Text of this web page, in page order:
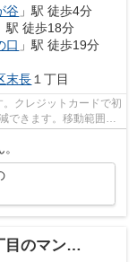
谷 」駅 徒歩4分
駅 徒歩18分
口 」駅 徒歩19分
末長 １丁目
クレジットカードで初
できます。移動範囲が
ンション